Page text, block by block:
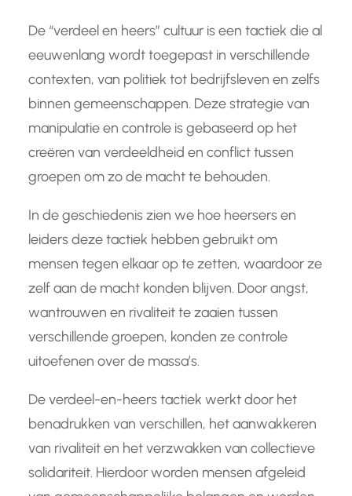
De “verdeel en heers” cultuur is een tactiek die al
eeuwenlang wordt toegepast in verschillende
contexten, van politiek tot bedrijfsleven en zelfs
binnen gemeenschappen. Deze strategie van
manipulatie en controle is gebaseerd op het
creëren van verdeeldheid en conflict tussen
groepen om zo de macht te behouden.
In de geschiedenis zien we hoe heersers en
leiders deze tactiek hebben gebruikt om
mensen tegen elkaar op te zetten, waardoor ze
zelf aan de macht konden blijven. Door angst,
wantrouwen en rivaliteit te zaaien tussen
verschillende groepen, konden ze controle
uitoefenen over de massa’s.
De verdeel-en-heers tactiek werkt door het
benadrukken van verschillen, het aanwakkeren
van rivaliteit en het verzwakken van collectieve
solidariteit. Hierdoor worden mensen afgeleid